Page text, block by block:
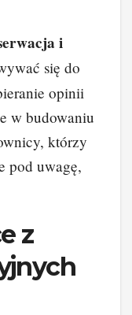
i
się do
opinii
w budowaniu
którzy
pod uwagę,
z